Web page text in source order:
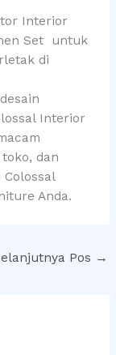
Interior
Set untuk
di
Interior
dan
Anda.
Pos →